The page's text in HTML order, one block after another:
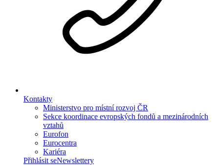
Kontakty
Ministerstvo pro místní rozvoj ČR
Sekce koordinace evropských fondů a mezinárodních
vztahů
Eurofon
Eurocentra
Kariéra
Přihlásit seNewslettery